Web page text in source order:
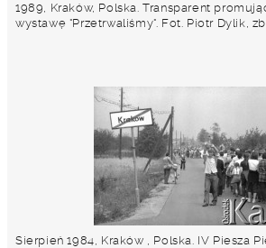
1989, Kraków, Polska. Transparent
wystawę "Przetrwaliśmy". Fot. Piotr Dylik,
Sierpień 1984, Kraków , Polska. IV Piesza